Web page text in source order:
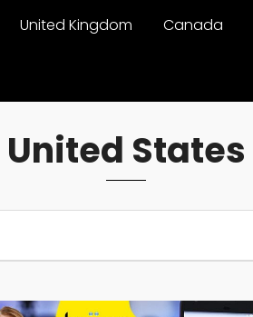
United Kingdom Canada
United States